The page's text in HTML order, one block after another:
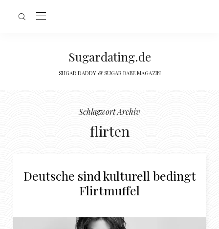
Sugardating.de
SUGAR DADDY & SUGAR BABE MAGAZIN
Schlagwort Archiv
flirten
Deutsche sind kulturell bedingt
Flirtmuffel